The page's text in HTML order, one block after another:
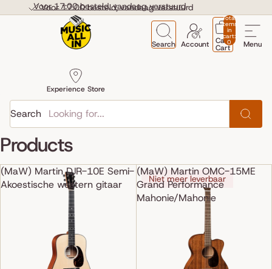
Voor 17:00 besteld, vandaag verstuurd
Voor 17:00 besteld, vandaag verstuurd
Menu
Search
Experience Store
Account
Total
items
in
cart:
0
Cart
Cart
Search
Products
(MaW) Martin DJR-10E Semi-
Akoestische western gitaar
(MaW) Martin OMC-15ME
Grand Performance
Mahonie/Mahonie
Niet meer leverbaar